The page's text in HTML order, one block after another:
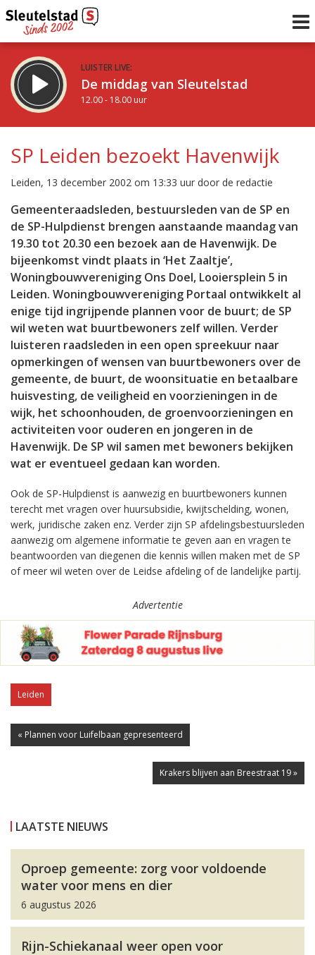
LUISTER LIVE:
De middag van Sleutelstad
12.00 - 18.00 uur
De avond van Sleutelstad
18.00 - 19.00 uur
Vorig uur
Volgend uur
Inklappen
SP Leiden bezoekt Havenwijk
Leiden, 13 december 2002 om 13:33 uur door de redactie
Gemeenteraadsleden, bestuursleden van de SP en
de SP-Hulpdienst brengen aanstaande maandag van
19.30 tot 20.30 een bezoek aan de Havenwijk. De
bijeenkomst vindt plaats in ‘Het Zaaltje’,
Woningbouwvereniging Ons Doel, Looiersplein 5 in
Leiden. Woningbouwvereniging Portaal ontwikkelt al
enige tijd ingrijpende plannen voor de buurt; de SP
wil weten wat buurtbewoners zelf willen. Verder
luisteren raadsleden in een open spreekuur naar
opmerkingen of wensen van buurtbewoners over de
gemeente, de buurt, de woonsituatie en betaalbare
huisvesting, de veiligheid en voorzieningen in de
wijk, het schoonhouden, de groenvoorzieningen en
activiteiten voor ouderen en jongeren in de
Havenwijk. De SP wil samen met bewoners bekijken
wat er eventueel gedaan kan worden.
Ook de SP-Hulpdienst is aanwezig en buurtbewoners kunnen
terecht met vragen over huursubsidie, kwijtschelding, wonen,
werk, juridische zaken enz. Verder zijn SP afdelingsbestuursleden
aanwezig om algemene informatie te geven aan en vragen te
beantwoorden van diegenen die kennis willen maken met de SP
of meer wil weten over de Leidse afdeling of de landelijke partij.
Advertentie
Leiden
« Plannen voor Luifelbaan gepresenteerd
Krakers blijven aan Breestraat 19 »
LAATSTE NIEUWS
Oproep gemeente: zorg voor voldoende
water voor mens en dier
6 augustus 2026
Rijn-Schiekanaal weer open voor